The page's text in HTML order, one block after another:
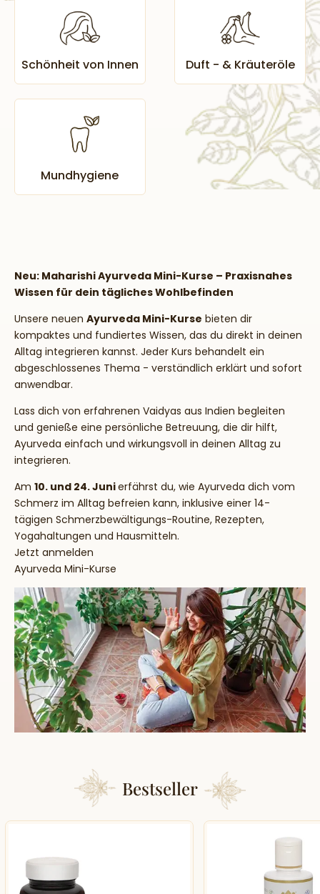
Schönheit von Innen Duft - & Kräuteröle
Mundhygiene
Neu: Maharishi Ayurveda Mini-Kurse – Praxisnahes
Wissen für dein tägliches Wohlbefinden
Unsere neuen Ayurveda Mini-Kurse bieten dir
kompaktes und fundiertes Wissen, das du direkt in deinen
Alltag integrieren kannst. Jeder Kurs behandelt ein
abgeschlossenes Thema - verständlich erklärt und sofort
anwendbar.
Lass dich von erfahrenen Vaidyas aus Indien begleiten
und genieße eine persönliche Betreuung, die dir hilft,
Ayurveda einfach und wirkungsvoll in deinen Alltag zu
integrieren.
Am 10. und 24. Junierfährst du, wie Ayurveda dich vom
Schmerz im Alltag befreien kann, inklusive einer 14-
tägigen Schmerzbewältigungs-Routine, Rezepten,
Yogahaltungen und Hausmitteln.
Jetzt anmelden
Ayurveda Mini-Kurse
Bestseller